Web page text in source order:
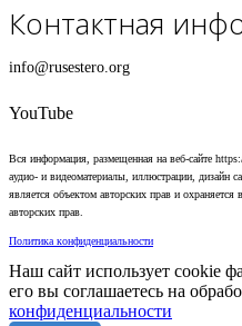
Контактная
info@rusestero.org
YouTube
Вся информация, размещенная на веб-сайте
аудио- и видеоматериалы, иллюстрации, дизайн
является объектом авторских прав и охраняется
авторских прав.
Политика конфиденциальности
Наш сайт использует cookie
его вы соглашаетесь на
конфиденциальности